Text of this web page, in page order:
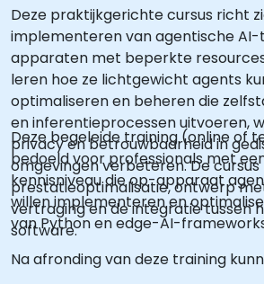
Deze praktijkgerichte cursus richt
implementeren van agentische
apparaten met beperkte
leren hoe ze lichtgewicht agents
optimaliseren en beheren die
en inferentieprocessen uitvoeren,
privacy en betrouwbaarheid in
omgevingen verbeteren. De
prestatieoptimalisatie, ontwerp
vertraging en de integratie tussen
software.
Deze begeleide training (online of
bedoeld voor professionals met
kennisniveau die op-apparaat
willen implementeren en
van Python en edge-AI-
Na afronding van deze training